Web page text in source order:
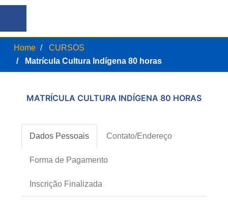
Home
CURSOS
Matrícula Cultura Indígena 80 horas
MATRÍCULA CULTURA INDÍGENA 80 HORAS
Dados Pessoais Contato/Endereço
Forma de Pagamento
Inscrição Finalizada